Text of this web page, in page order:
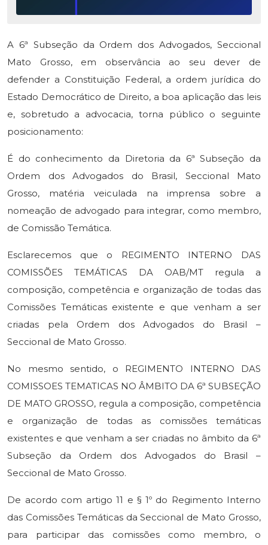
A 6ª Subseção da Ordem dos Advogados, Seccional
Mato Grosso, em observância ao seu dever de
defender a Constituição Federal, a ordem jurídica do
Estado Democrático de Direito, a boa aplicação das leis
e, sobretudo a advocacia, torna público o seguinte
posicionamento:
É do conhecimento da Diretoria da 6ª Subseção da
Ordem dos Advogados do Brasil, Seccional Mato
Grosso, matéria veiculada na imprensa sobre a
nomeação de advogado para integrar, como membro,
de Comissão Temática.
Esclarecemos que o REGIMENTO INTERNO DAS
COMISSÕES TEMÁTICAS DA OAB/MT regula a
composição, competência e organização de todas das
Comissões Temáticas existente e que venham a ser
criadas pela Ordem dos Advogados do Brasil –
Seccional de Mato Grosso.
No mesmo sentido, o REGIMENTO INTERNO DAS
COMISSOES TEMATICAS NO ÂMBITO DA 6ª SUBSEÇÃO
DE MATO GROSSO, regula a composição, competência
e organização de todas as comissões temáticas
existentes e que venham a ser criadas no âmbito da 6ª
Subseção da Ordem dos Advogados do Brasil –
Seccional de Mato Grosso.
De acordo com artigo 11 e § 1º do Regimento Interno
das Comissões Temáticas da Seccional de Mato Grosso,
para participar das comissões como membro, o